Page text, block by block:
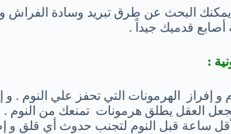
يمكنك البحث عن طرق تبريد وسادة الفراش
أصابع قدميك جيداً .
إفراز الهرمونات التي تحفز علي النوم . و
العقل يطلق هرمونات تمنعك من النوم .
ساعة قبل النوم لتجنب حدوث أي قلق و